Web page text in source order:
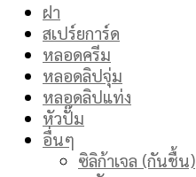
ฝา
สเปร์ยการ์ด
หลอดครีม
หลอดลิปจุ่ม
หลอดลิปแท่ง
หัวปั๊ม
อื่นๆ
ซิลิก้าเจล (กันชื้น)